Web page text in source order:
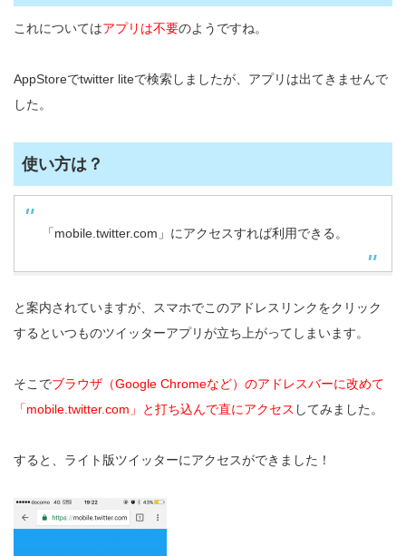
これについてはアプリは不要のようですね。
AppStoreでtwitter liteで検索しましたが、アプリは出てきませんで
した。
使い方は？
「mobile.twitter.com」にアクセスすれば利用できる。
と案内されていますが、スマホでこのアドレスリンクをクリック
するといつものツイッターアプリが立ち上がってしまいます。
そこでブラウザ（Google Chromeなど）のアドレスバーに改めて
「mobile.twitter.com」と打ち込んで直にアクセス してみました。
すると、ライト版ツイッターにアクセスができました！